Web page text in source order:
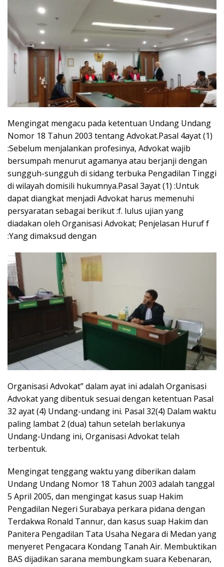
Mengingat mengacu pada ketentuan Undang Undang
Nomor 18 Tahun 2003 tentang Advokat.Pasal 4ayat (1)
:Sebelum menjalankan profesinya, Advokat wajib
bersumpah menurut agamanya atau berjanji dengan
sungguh-sungguh di sidang terbuka Pengadilan Tinggi
di wilayah domisili hukumnya.Pasal 3ayat (1) :Untuk
dapat diangkat menjadi Advokat harus memenuhi
persyaratan sebagai berikut :f. lulus ujian yang
diadakan oleh Organisasi Advokat; Penjelasan Huruf f
:Yang dimaksud dengan
Organisasi Advokat” dalam ayat ini adalah Organisasi
Advokat yang dibentuk sesuai dengan ketentuan Pasal
32 ayat (4) Undang-undang ini. Pasal 32(4) Dalam waktu
paling lambat 2 (dua) tahun setelah berlakunya
Undang-Undang ini, Organisasi Advokat telah
terbentuk.
Mengingat tenggang waktu yang diberikan dalam
Undang Undang Nomor 18 Tahun 2003 adalah tanggal
5 April 2005, dan mengingat kasus suap Hakim
Pengadilan Negeri Surabaya perkara pidana dengan
Terdakwa Ronald Tannur, dan kasus suap Hakim dan
Panitera Pengadilan Tata Usaha Negara di Medan yang
menyeret Pengacara Kondang Tanah Air. Membuktikan
BAS dijadikan sarana membungkam suara Kebenaran,